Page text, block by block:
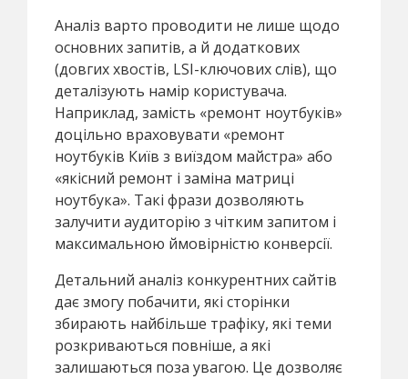
Аналіз варто проводити не лише щодо
основних запитів, а й додаткових
(довгих хвостів, LSI-ключових слів), що
деталізують намір користувача.
Наприклад, замість «ремонт ноутбуків»
доцільно враховувати «ремонт
ноутбуків Київ з виїздом майстра» або
«якісний ремонт і заміна матриці
ноутбука». Такі фрази дозволяють
залучити аудиторію з чітким запитом і
максимальною ймовірністю конверсії.
Детальний аналіз конкурентних сайтів
дає змогу побачити, які сторінки
збирають найбільше трафіку, які теми
розкриваються повніше, а які
залишаються поза увагою. Це дозволяє